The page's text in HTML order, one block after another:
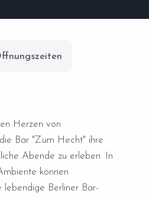
Herzen von
Bar "Zum Hecht" ihre
Abende zu erleben. In
können
lebendige Berliner Bar-